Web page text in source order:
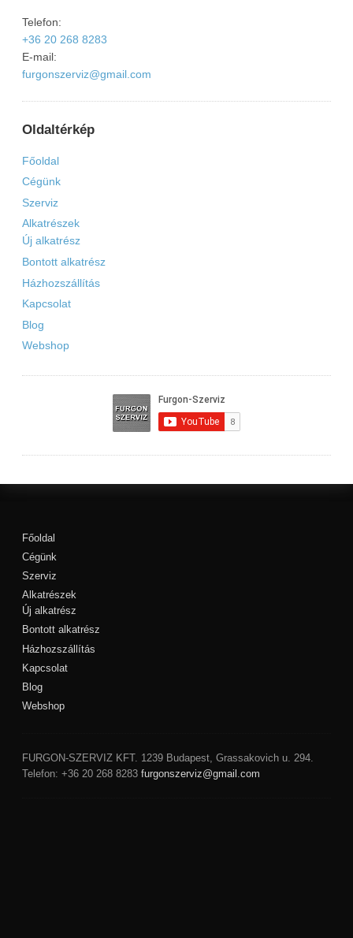
Telefon:
+36 20 268 8283
E-mail:
furgonszerviz@gmail.com
Oldaltérkép
Főoldal
Cégünk
Szerviz
Alkatrészek
Új alkatrész
Bontott alkatrész
Házhozszállítás
Kapcsolat
Blog
Webshop
Főoldal
Cégünk
Szerviz
Alkatrészek
Új alkatrész
Bontott alkatrész
Házhozszállítás
Kapcsolat
Blog
Webshop
FURGON-SZERVIZ KFT. 1239 Budapest Grassakovich u. 294.
Telefon: +36 20 268 8283 furgonszerviz@gmail.com